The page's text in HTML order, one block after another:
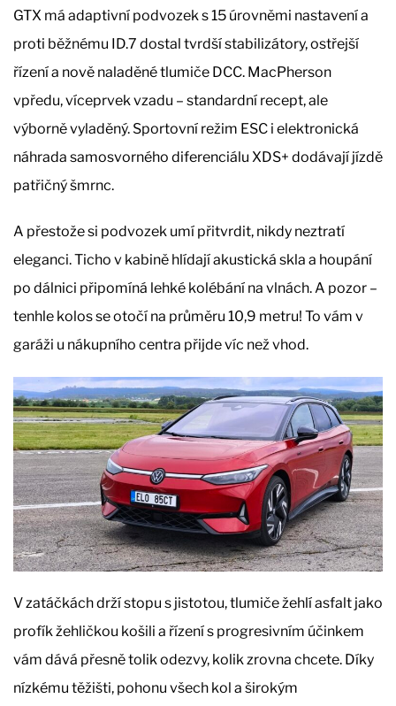
GTX má adaptivní podvozek s 15 úrovněmi nastavení a
proti běžnému ID.7 dostal tvrdší stabilizátory, ostřejší
řízení a nově naladěné tlumiče DCC. MacPherson
vpředu, víceprvek vzadu – standardní recept, ale
výborně vyladěný. Sportovní režim ESC i elektronická
náhrada samosvorného diferenciálu XDS+ dodávají jízdě
patřičný šmrnc.
A přestože si podvozek umí přitvrdit, nikdy neztratí
eleganci. Ticho v kabině hlídají akustická skla a houpání
po dálnici připomíná lehké kolébání na vlnách. A pozor –
tenhle kolos se otočí na průměru 10,9 metru! To vám v
garáži u nákupního centra přijde víc než vhod.
V zatáčkách drží stopu s jistotou, tlumiče žehlí asfalt jako
profík žehličkou košili a řízení s progresivním účinkem
vám dává přesně tolik odezvy, kolik zrovna chcete. Díky
nízkému těžišti, pohonu všech kol a širokým